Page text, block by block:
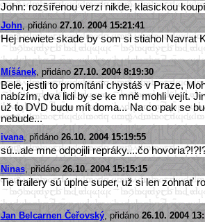
John: rozšířenou verzi nikde, klasickou
John, přidáno 27.10. 2004 15:21:41
Hej newiete skade by som si stiahol Navrat
Míšánek, přidáno 27.10. 2004 8:19:30
Bele, jestli to promítání chystáš v Praze,
nabízím, dva lidi by se ke mně mohli vejít.
už to DVD budu mít doma... Na co pak se
nebude...
ivana, přidáno 26.10. 2004 15:19:55
sú...ale mne odpojili repráky....čo
Ninas, přidáno 26.10. 2004 15:15:15
Tie trailery sú úplne super, už si len zohnať
Jan Belcarnen Čeřovský, přidáno 26.10. 2004